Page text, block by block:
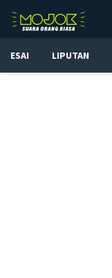
ESAI LIPUTAN